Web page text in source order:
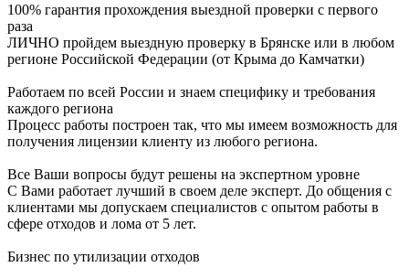
100% гарантия прохождения выездной проверки с первого
раза
ЛИЧНО пройдем выездную проверку в Брянске или в любом
регионе Российской Федерации (от Крыма до Камчатки)
Работаем по всей России и знаем специфику и требования
каждого региона
Процесс работы построен так, что мы имеем возможность для
получения лицензии клиенту из любого региона.
Все Ваши вопросы будут решены на экспертном уровне
С Вами работает лучший в своем деле эксперт. До общения с
клиентами мы допускаем специалистов с опытом работы в
сфере отходов и лома от 5 лет.
Бизнес по утилизации отходов